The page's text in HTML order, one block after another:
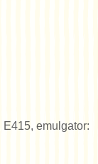
emulgator: